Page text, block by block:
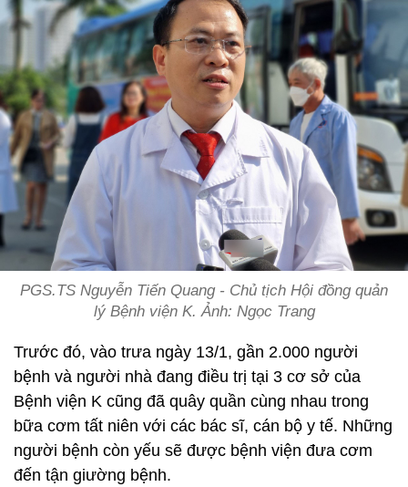
PGS.TS Nguyễn Tiến Quang - Chủ tịch Hội đồng quản
lý Bệnh viện K. Ảnh: Ngọc Trang
Trước đó, vào trưa ngày 13/1, gần 2.000 người
bệnh và người nhà đang điều trị tại 3 cơ sở của
Bệnh viện K cũng đã quây quần cùng nhau trong
bữa cơm tất niên với các bác sĩ, cán bộ y tế. Những
người bệnh còn yếu sẽ được bệnh viện đưa cơm
đến tận giường bệnh.